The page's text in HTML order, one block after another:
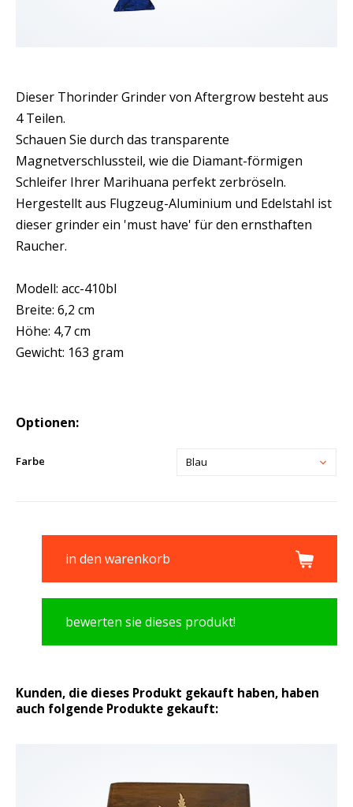
Dieser Thorinder Grinder von Aftergrow besteht aus
4 Teilen.
Schauen Sie durch das transparente
Magnetverschlussteil, wie die Diamant-förmigen
Schleifer Ihrer Marihuana perfekt zerbröseln.
Hergestellt aus Flugzeug-Aluminium und Edelstahl ist
dieser grinder ein 'must have' für den ernsthaften
Raucher.
Modell: acc-410bl
Breite: 6,2 cm
Höhe: 4,7 cm
Gewicht: 163 gram
Optionen:
Farbe Blau
in den warenkorb
bewerten sie dieses produkt!
Kunden, die dieses Produkt gekauft haben, haben
auch folgende Produkte gekauft: